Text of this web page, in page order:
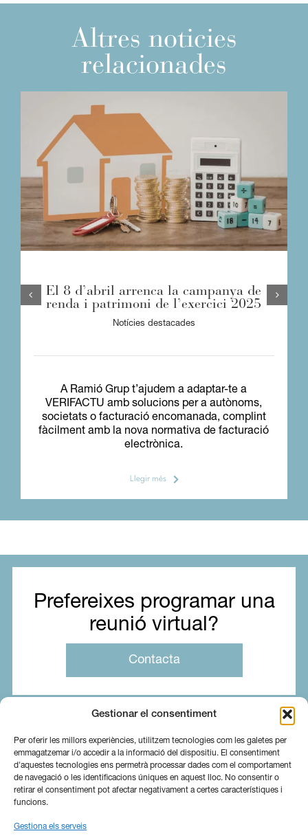
Gestionar el consentiment
Per oferir les millors experiències, utilitzem tecnologies com les galetes per
emmagatzemar i/o accedir a la informació del dispositiu. El consentiment
d'aquestes tecnologies ens permetrà processar dades com el comportament
de navegació o les identificacions úniques en aquest lloc. No consentir o
retirar el consentiment pot afectar negativament a certes característiques i
funcions.
Gestiona els serveis
Altres noticies
relacionades
El 8 d’abril arrenca la campanya de
renda i patrimoni de l’exercici 2025
Notícies destacades
A Ramió Grup t’ajudem a adaptar-te a
VERIFACTU amb solucions per a autònoms,
societats o facturació encomanada, complint
fàcilment amb la nova normativa de facturació
electrònica.
Llegir més
Prefereixes programar una
reunió virtual?
Contacta